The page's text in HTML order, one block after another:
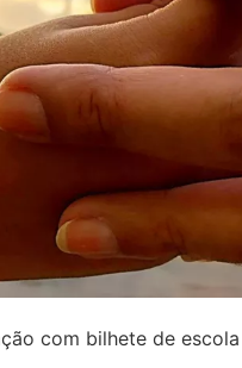
com bilhete de